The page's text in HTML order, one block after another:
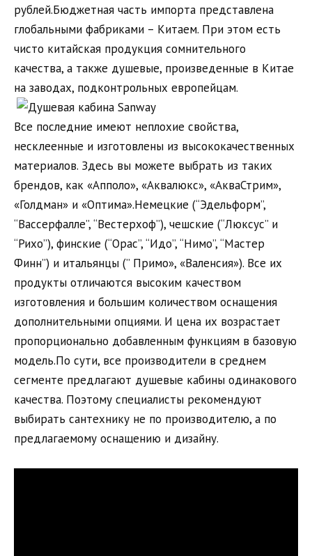
рублей.Бюджетная часть импорта представлена ​​
глобальными фабриками – Китаем. При этом есть
чисто китайская продукция сомнительного
качества, а также душевые, произведенные в Китае
на заводах, подконтрольных европейцам.
Все последние имеют неплохие свойства,
несклеенные и изготовлены из высококачественных
материалов. Здесь вы можете выбрать из таких
брендов, как «Апполо», «Аквалюкс», «АкваСтрим»,
«Голдман» и «Оптима».Немецкие (“Эдельформ”,
“Вассерфалле”, “Вестерхоф”), чешские (“Люксус” и
“Рихо”), финские (“Орас”, “Идо”, “Нимо”, “Мастер
Финн”) и итальянцы (” Примо», «Валенсия»). Все их
продукты отличаются высоким качеством
изготовления и большим количеством оснащения
дополнительными опциями. И цена их возрастает
пропорционально добавленным функциям в базовую
модель.По сути, все производители в среднем
сегменте предлагают душевые кабины одинакового
качества. Поэтому специалисты рекомендуют
выбирать сантехнику не по производителю, а по
предлагаемому оснащению и дизайну.